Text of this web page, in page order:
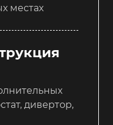
местах
дивертор,